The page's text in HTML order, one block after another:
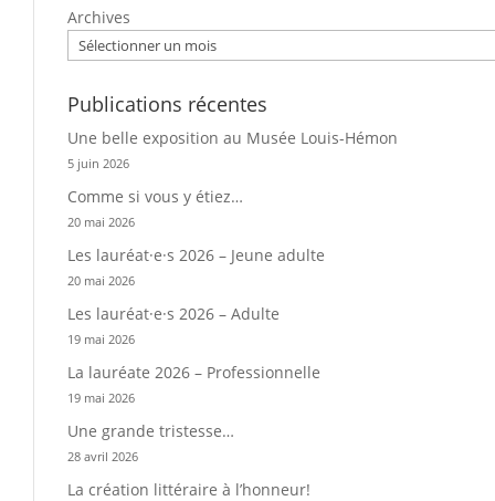
Archives
Publications récentes
Une belle exposition au Musée Louis-Hémon
5 juin 2026
Comme si vous y étiez…
20 mai 2026
Les lauréat·e·s 2026 – Jeune adulte
20 mai 2026
Les lauréat·e·s 2026 – Adulte
19 mai 2026
La lauréate 2026 – Professionnelle
19 mai 2026
Une grande tristesse…
28 avril 2026
La création littéraire à l’honneur!